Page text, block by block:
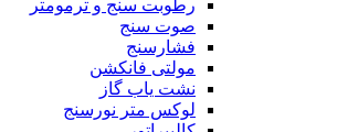
رطوبت سنج و ترمومتر
صوت سنج
فشارسنج
مولتی فانکشن
نشت یاب گاز
لوکس متر نورسنج